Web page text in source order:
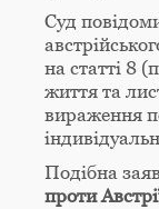
Суд
на статті 8
життя та
вираження
Подібна
проти